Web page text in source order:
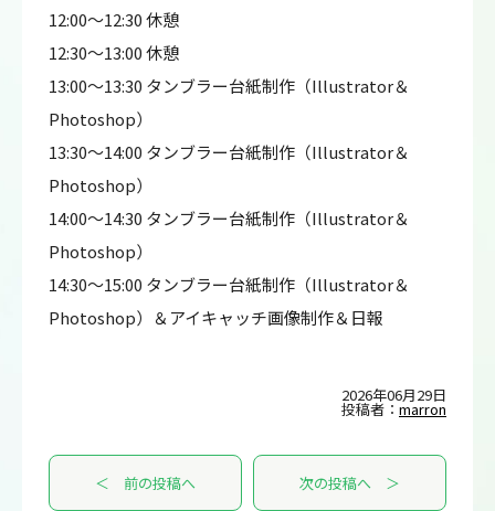
12:00～12:30 休憩
12:30～13:00 休憩
13:00～13:30 タンブラー台紙制作（Illustrator＆
Photoshop）
13:30～14:00 タンブラー台紙制作（Illustrator＆
Photoshop）
14:00～14:30 タンブラー台紙制作（Illustrator＆
Photoshop）
14:30～15:00 タンブラー台紙制作（Illustrator＆
Photoshop）＆アイキャッチ画像制作＆日報
2026年06月29日
投稿者： marron
＜ 前の投稿へ 次の投稿へ ＞